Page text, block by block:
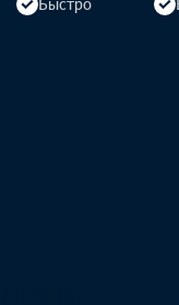
Быстро